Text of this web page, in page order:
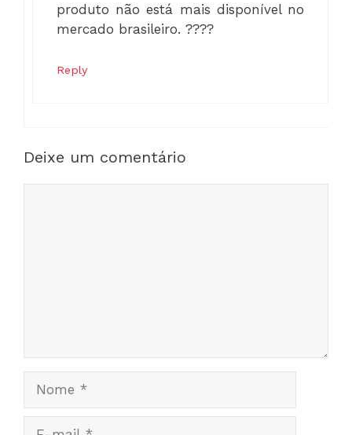
produto não está mais disponível no
mercado brasileiro. ????
Reply
Deixe um comentário